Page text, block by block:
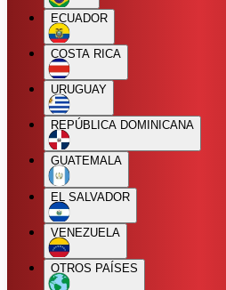
ECUADOR
COSTA RICA
URUGUAY
REPÚBLICA DOMINICANA
GUATEMALA
EL SALVADOR
VENEZUELA
OTROS PAÍSES